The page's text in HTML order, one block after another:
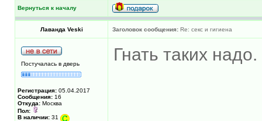
Вернуться к началу
Лаванда Veski Заголовок сообщения: Re: секс и гигиена
Постучалась в дверь
Регистрация: 05.04.2017
Сообщения: 16
Откуда: Москва
Пол:
В наличии: 31
Гнать таких надо.